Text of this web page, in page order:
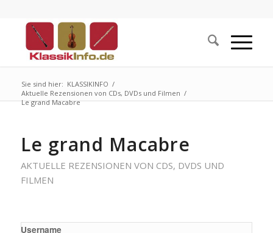
Sie sind hier: KLASSIKINFO /
Aktuelle Rezensionen von CDs, DVDs und Filmen /
Le grand Macabre
Le grand Macabre
AKTUELLE REZENSIONEN VON CDS, DVDS UND
FILMEN
Username